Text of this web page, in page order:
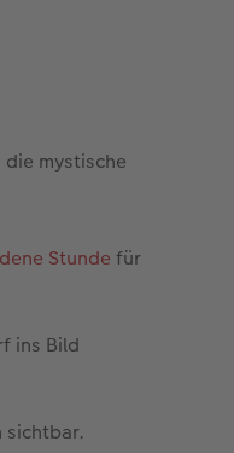
mystische
Stunde für
ins Bild
sichtbar.